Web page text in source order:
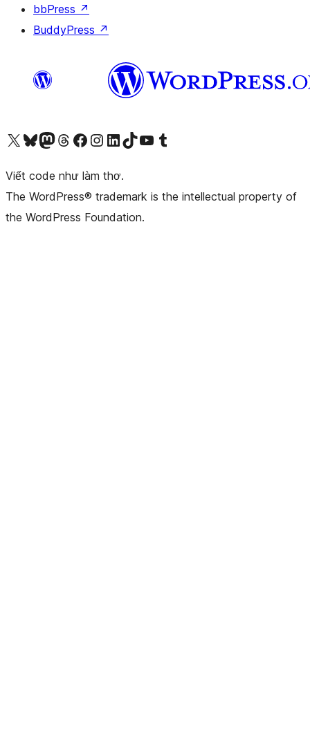
bbPress ↗
BuddyPress ↗
Truy cập tài khoản X (trước đây là Twitter) của chúng tôiVisit our Bluesky account
Visit our Mastodon account
Visit our Threads account
Xem trang Facebook của chúng tôiTruy cập tài khoản Instagram của chúng tôi Truy cập tài khoản LinkedIn của chúng tôiVisit our TikTok account
Truy cập kênh YouTube của chúng tôi Visit our Tumblr account
Viết code như làm thơ.
The WordPress® trademark is the intellectual property of
the WordPress Foundation.